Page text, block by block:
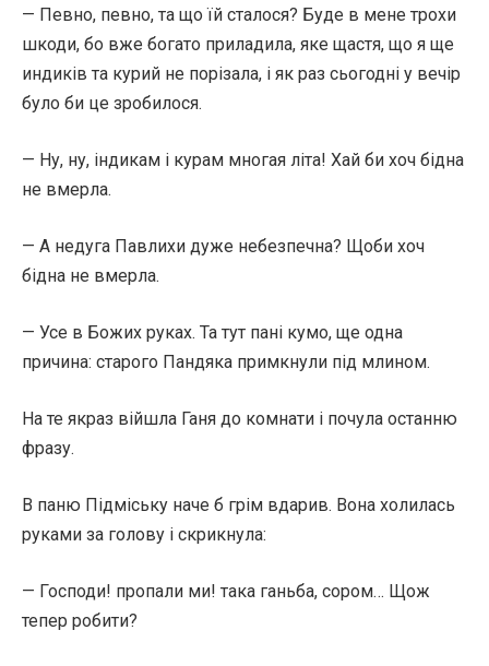
— Певно, певно, та що їй сталося? Буде в мене трохи
шкоди, бо вже богато приладила, яке щастя, що я ще
индиків та курий не порізала, і як раз сьогодні у вечір
було би це зробилося.
— Ну, ну, індикам і курам многая літа! Хай би хоч бідна
не вмерла.
— А недуга Павлихи дуже небезпечна? Щоби хоч
бідна не вмерла.
— Усе в Божих руках. Та тут пані кумо, ще одна
причина: старого Пандяка примкнули під млином.
На те якраз війшла Ганя до комнати і почула останню
фразу.
В паню Підміську наче б грім вдарив. Вона холилась
руками за голову і скрикнула:
— Господи! пропали ми! така ганьба, сором… Щож
тепер робити?